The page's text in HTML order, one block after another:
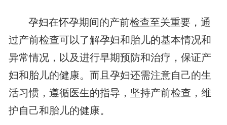
孕妇在怀孕期间的产前检查至关重要，通
过产前检查可以了解孕妇和胎儿的基本情况和
异常情况，以及进行早期预防和治疗，保证产
妇和胎儿的健康。而且孕妇还需注意自己的生
活习惯，遵循医生的指导，坚持产前检查，维
护自己和胎儿的健康。